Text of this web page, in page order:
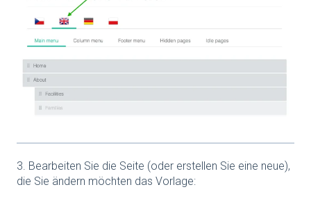
3. Bearbeiten Sie die Seite (oder erstellen Sie eine neue),
die Sie ändern möchten das Vorlage: